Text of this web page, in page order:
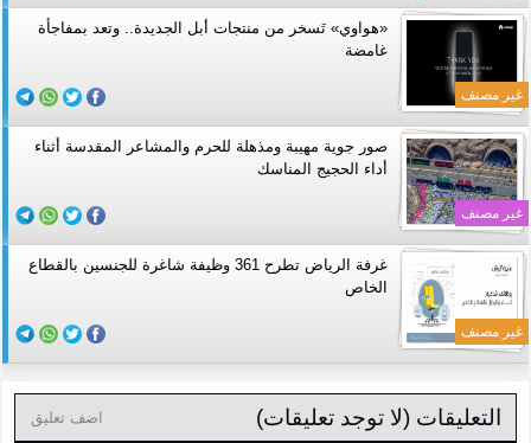
غير مصنف
«هواوي» تَسخر من منتجات أبل الجديدة.. وتعد بمفاجأة
غامضة
غير مصنف
صور جوية مهيبة ومذهلة للحرم والمشاعر المقدسة أثناء
أداء الحجيج المناسك
غير مصنف
غرفة الرياض تطرح 361 وظيفة شاغرة للجنسين بالقطاع
الخاص
التعليقات (لا توجد تعليقات) اضف تعليق